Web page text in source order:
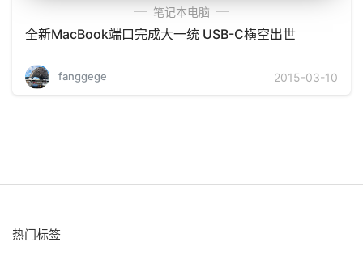
笔记本电脑
全新MacBook端口完成大一统 USB-C横空出世
fanggege 2015-03-10
热门标签